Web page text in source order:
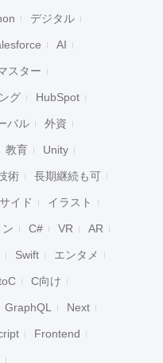
デジタル
AI
スター
グ HubSpot
バル 外資
教育 Unity
術 長期継続も可
イド イラスト
C# VR AR
Swift エンタメ
C向け
GraphQL Next
Frontend